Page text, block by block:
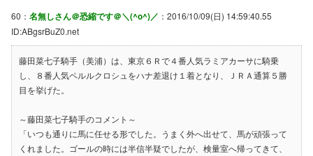
60： 名無しさん＠恐縮です＠＼(^o^)／ ：2016/10/09(日) 14:59:40.55
ID:ABgsrBuZ0.net
藤田菜七子騎手（美浦）は、東京６Ｒで４番人気ラミアカーサに騎乗
し、８番人気ペルルクロシュをハナ差退け１着となり、ＪＲＡ通算５勝
目を挙げた。
～藤田菜七子騎手のコメント～
「いつも通りに馬に任せる形でした。うまく外へ出せて、馬が頑張って
くれました。ゴールの時には半信半疑でしたが、検量室へ帰ってきて、